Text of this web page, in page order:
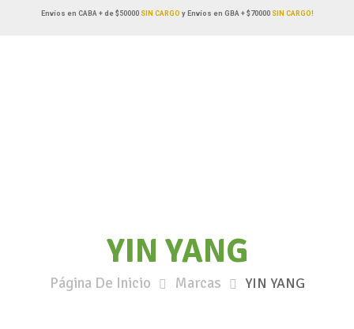
Envíos en CABA + de $50000SIN CARGO y Envíos en GBA + $70000 SIN CARGO!
YIN YANG
Página De Inicio Marcas YIN YANG